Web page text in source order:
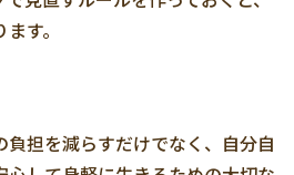
す。
担を減らすだけでなく、自分自